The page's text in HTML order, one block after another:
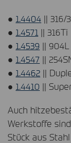
● 1.4404 || 316/
● 1.4571 || 316Ti
● 1.4539 || 904L
● 1.4547 ||
● 1.4462 ||
● 1.4410 ||
Auch
Werkstoffe
Stück aus